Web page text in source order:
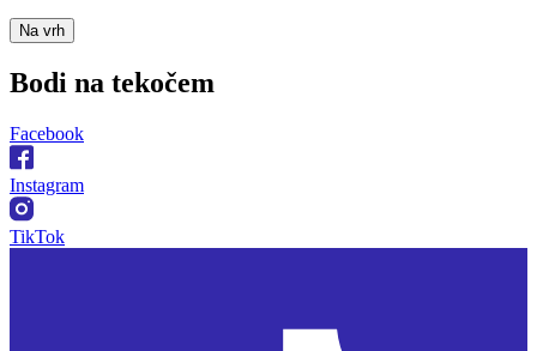
Na vrh
Bodi na tekočem
Facebook
Instagram
TikTok